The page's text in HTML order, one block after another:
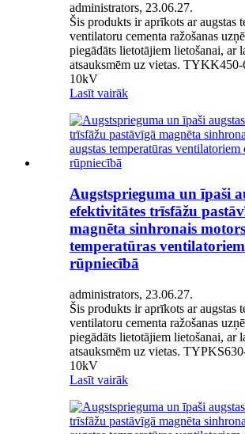
administrators, 23.06.27.
Šis produkts ir aprīkots ar augstas
ventilatoru cementa ražošanas
piegādāts lietotājiem lietošanai, ar
atsauksmēm uz vietas.
10kV
Lasīt vairāk
Augstsprieguma un īpaši
efektivitātes trīsfāžu
magnēta sinhronais
temperatūras
rūpniecībā
administrators, 23.06.27.
Šis produkts ir aprīkots ar augstas
ventilatoru cementa ražošanas
piegādāts lietotājiem lietošanai, ar
atsauksmēm uz vietas.
10kV
Lasīt vairāk